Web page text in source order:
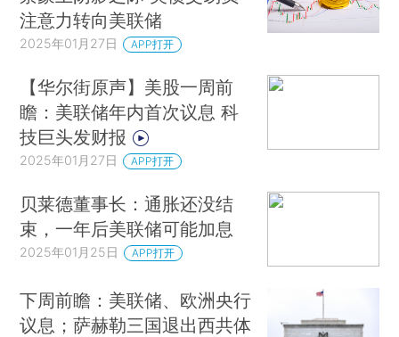
注意力转向美联储
2025年01月27日 APP打开
【华尔街原声】美股一周前
瞻：美联储年内首次议息 科
技巨头发财报
2025年01月27日 APP打开
贝莱德董事长：通胀还没结
束，一年后美联储可能加息
2025年01月25日 APP打开
下周前瞻：美联储、欧洲央行
议息；萨赫勒三国退出西共体